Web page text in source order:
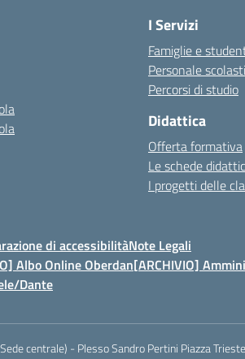
I Servizi
Famiglie e
Personale
Percorsi di studio
Didattica
Offerta formativa
Le schede
I progetti delle
di accessibilitàNote Legali
Albo Online Oberdan[ARCHIVIO]
Dante
centrale) - Plesso Sandro Pertini Piazza